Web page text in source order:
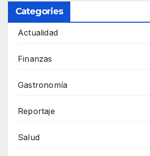
Categories
Actualidad
Finanzas
Gastronomía
Reportaje
Salud